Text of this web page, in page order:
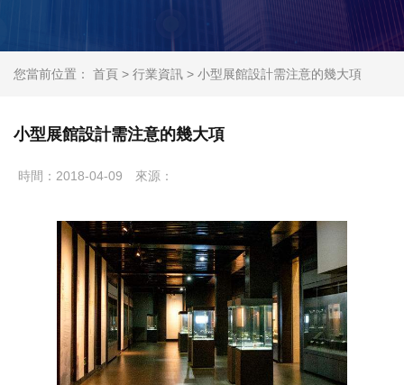
您當前位置： 首頁 > 行業資訊 > 小型展館設計需注意的幾大項
小型展館設計需注意的幾大項
時間：2018-04-09 來源：